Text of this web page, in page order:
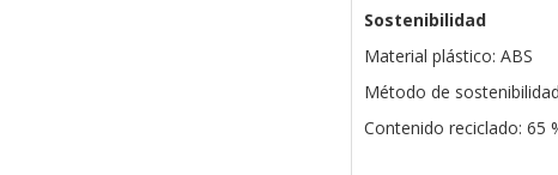
Sostenibilidad
Material plástico: ABS
Método de
Contenido reciclado: 65